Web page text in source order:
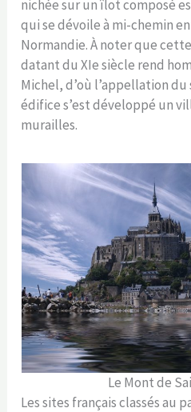
nichée sur un îlot composé
qui se dévoile à mi-chemin
Normandie. À noter que
datant du XIe siècle rend
Michel, d’où l’appellation
édifice s’est développé un
murailles.
Le Mont de
Les sites français classés au